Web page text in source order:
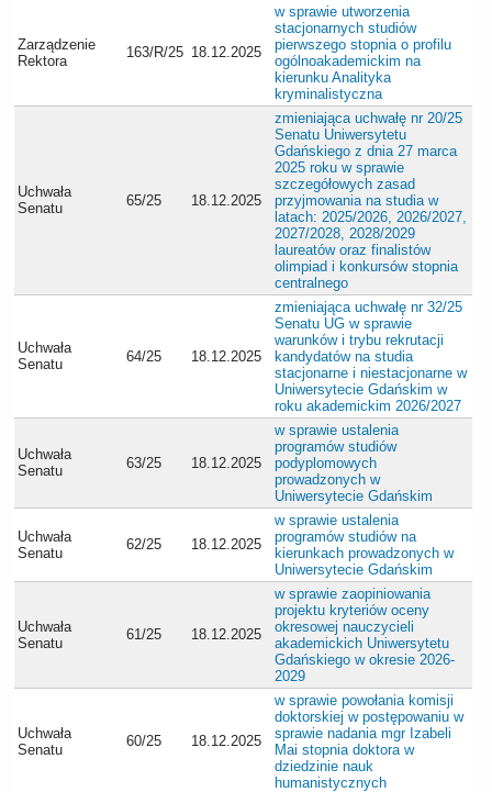
Zarządzenie
Rektora
163/R/25 18.12.2025
w sprawie utworzenia
stacjonarnych studiów
pierwszego stopnia o profilu
ogólnoakademickim na
kierunku Analityka
kryminalistyczna
Uchwała
Senatu
65/25 18.12.2025
zmieniająca uchwałę nr 20/25
Senatu Uniwersytetu
Gdańskiego z dnia 27 marca
2025 roku w sprawie
szczegółowych zasad
przyjmowania na studia w
latach: 2025/2026, 2026/2027,
2027/2028, 2028/2029
laureatów oraz finalistów
olimpiad i konkursów stopnia
centralnego
Uchwała
Senatu
64/25 18.12.2025
zmieniająca uchwałę nr 32/25
Senatu UG w sprawie
warunków i trybu rekrutacji
kandydatów na studia
stacjonarne i niestacjonarne w
Uniwersytecie Gdańskim w
roku akademickim 2026/2027
Uchwała
Senatu
63/25 18.12.2025
w sprawie ustalenia
programów studiów
podyplomowych
prowadzonych w
Uniwersytecie Gdańskim
Uchwała
Senatu
62/25 18.12.2025
w sprawie ustalenia
programów studiów na
kierunkach prowadzonych w
Uniwersytecie Gdańskim
Uchwała
Senatu
61/25 18.12.2025
w sprawie zaopiniowania
projektu kryteriów oceny
okresowej nauczycieli
akademickich Uniwersytetu
Gdańskiego w okresie 2026-
2029
Uchwała
Senatu
60/25 18.12.2025
w sprawie powołania komisji
doktorskiej w postępowaniu w
sprawie nadania mgr Izabeli
Mai stopnia doktora w
dziedzinie nauk
humanistycznych